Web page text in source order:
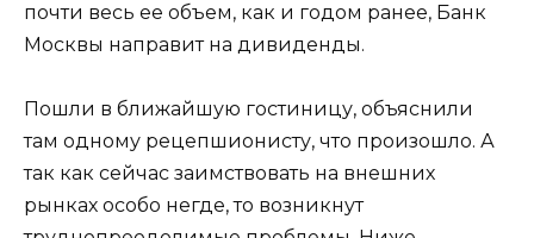
почти весь ее объем, как и годом ранее, Банк
Москвы направит на дивиденды.
Пошли в ближайшую гостиницу, объяснили
там одному рецепшионисту, что произошло. А
так как сейчас заимствовать на внешних
рынках особо негде, то возникнут